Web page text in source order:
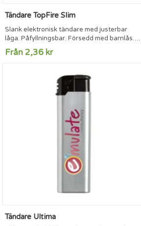
Tändare TopFire Slim
Slank elektronisk tändare med justerbar
låga. Påfyllningsbar. Försedd med barnlås.
TÜV-certifierade.
Från 2,36 kr
Tändare Ultima